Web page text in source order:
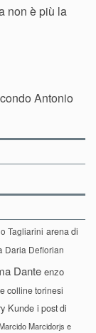
non è più la
Antonio
Tagliarini arena di
Daria Deflorian
Dante enzo
colline torinesi
Kunde i post di
Marcidorjs e